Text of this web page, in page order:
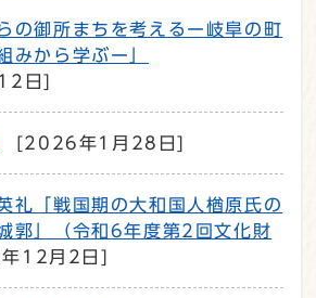
の御所まちを考えるー岐阜の町
みから学ぶー」
日]
[2026年1月28日]
礼「戦国期の大和国人楢原氏の
郭」（令和6年度第2回文化財
12月2日]